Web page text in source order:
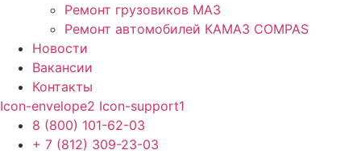
Ремонт грузовиков МАЗ
Ремонт автомобилей КАМАЗ COMPAS
Новости
Вакансии
Контакты
Icon-envelope2 Icon-support1
8 (800) 101-62-03
+ 7 (812) 309-23-03